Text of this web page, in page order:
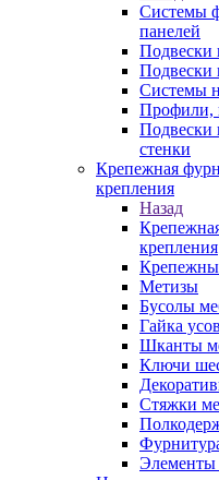
Системы
панелей
Подвески
Подвески
Системы
Профили,
Подвески
стенки
Крепежная
крепления
Назад
крепления
Метизы
Бусолы
Гайка
Шканты
Ключи
Стяжки
Элементы